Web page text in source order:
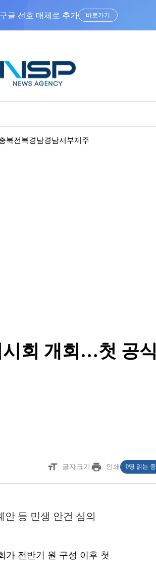
글 선호 매체로 추가 바로가기
북전북경남경남서부제주
시회 개회…첫 공식
format_size 글자크기 print 인쇄 0명 읽는 중
등 민생 안건 심의
가 전반기 원 구성 이후 첫